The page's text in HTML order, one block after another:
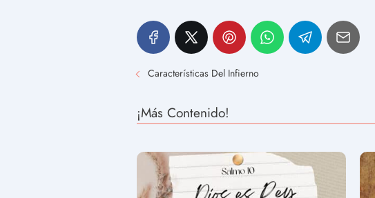
Características Del Infierno
¡Más Contenido!